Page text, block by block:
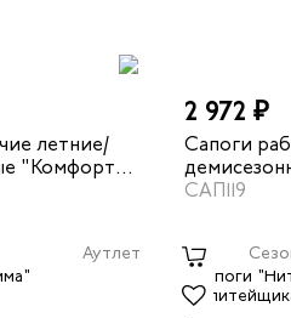
летние/
"Комфорт"
2 972 ₽
Сапоги
МП цвет
САП119
Аутлет